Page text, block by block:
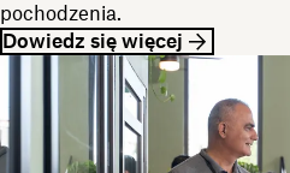
pochodzenia.
Dowiedz się więcej